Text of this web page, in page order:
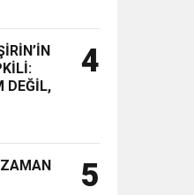
DEĞİL,
4
5